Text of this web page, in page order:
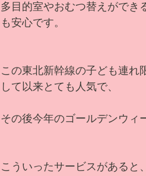
多目的室やおむつ替えができ
も安心です。
この東北新幹線の子ども連れ
して以来とても人気で、
その後今年のゴールデンウィ
こういったサービスがあると